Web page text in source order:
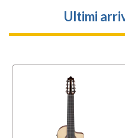
Ultimi